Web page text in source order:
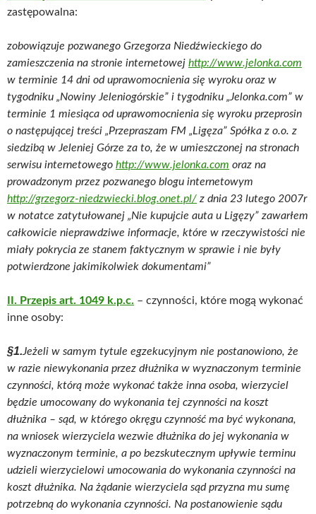
zastępowalna:
zobowiązuje pozwanego Grzegorza Niedźwieckiego do
zamieszczenia na stronie internetowej http://www.jelonka.com
w terminie 14 dni od uprawomocnienia się wyroku oraz w
tygodniku „Nowiny Jeleniogórskie” i tygodniku „Jelonka.com” w
terminie 1 miesiąca od uprawomocnienia się wyroku przeprosin
o następującej treści „Przepraszam FM „Ligęza” Spółka z o.o. z
siedzibą w Jeleniej Górze za to, że w umieszczonej na stronach
serwisu internetowego http://www.jelonka.com oraz na
prowadzonym przez pozwanego blogu internetowym
http://grzegorz-niedzwiecki.blog.onet.pl/ z dnia 23 lutego 2007r
w notatce zatytułowanej „Nie kupujcie auta u Ligęzy” zawarłem
całkowicie nieprawdziwe informacje, które w rzeczywistości nie
miały pokrycia ze stanem faktycznym w sprawie i nie były
potwierdzone jakimikolwiek dokumentami”
II. Przepis art. 1049 k.p.c. – czynności, które mogą wykonać
inne osoby:
§1.Jeżeli w samym tytule egzekucyjnym nie postanowiono, że
w razie niewykonania przez dłużnika w wyznaczonym terminie
czynności, którą może wykonać także inna osoba, wierzyciel
będzie umocowany do wykonania tej czynności na koszt
dłużnika – sąd, w którego okręgu czynność ma być wykonana,
na wniosek wierzyciela wezwie dłużnika do jej wykonania w
wyznaczonym terminie, a po bezskutecznym upływie terminu
udzieli wierzycielowi umocowania do wykonania czynności na
koszt dłużnika. Na żądanie wierzyciela sąd przyzna mu sumę
potrzebną do wykonania czynności. Na postanowienie sądu